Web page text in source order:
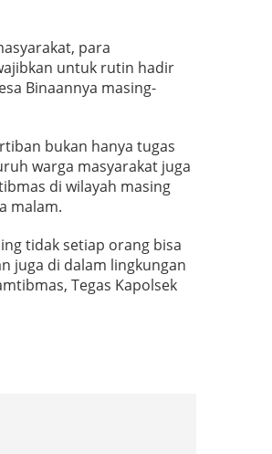
para
untuk rutin hadir
Binaannya masing-
bukan hanya tugas
warga masyarakat juga
di wilayah masing
malam.
tidak setiap orang bisa
juga di dalam lingkungan
Tegas Kapolsek